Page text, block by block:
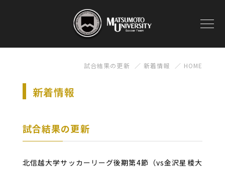
試合結果の更新 新着情報 HOME
新着情報
試合結果の更新
北信越大学サッカーリーグ後期第4節（vs金沢星稜大